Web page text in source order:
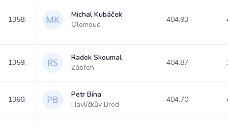
1358.
Michal Kubáček
Olomouc
404.93
1359.
Radek Skoumal
Zábřeh
404.87
1360.
Petr Bína
Havlíčkův Brod
404.70